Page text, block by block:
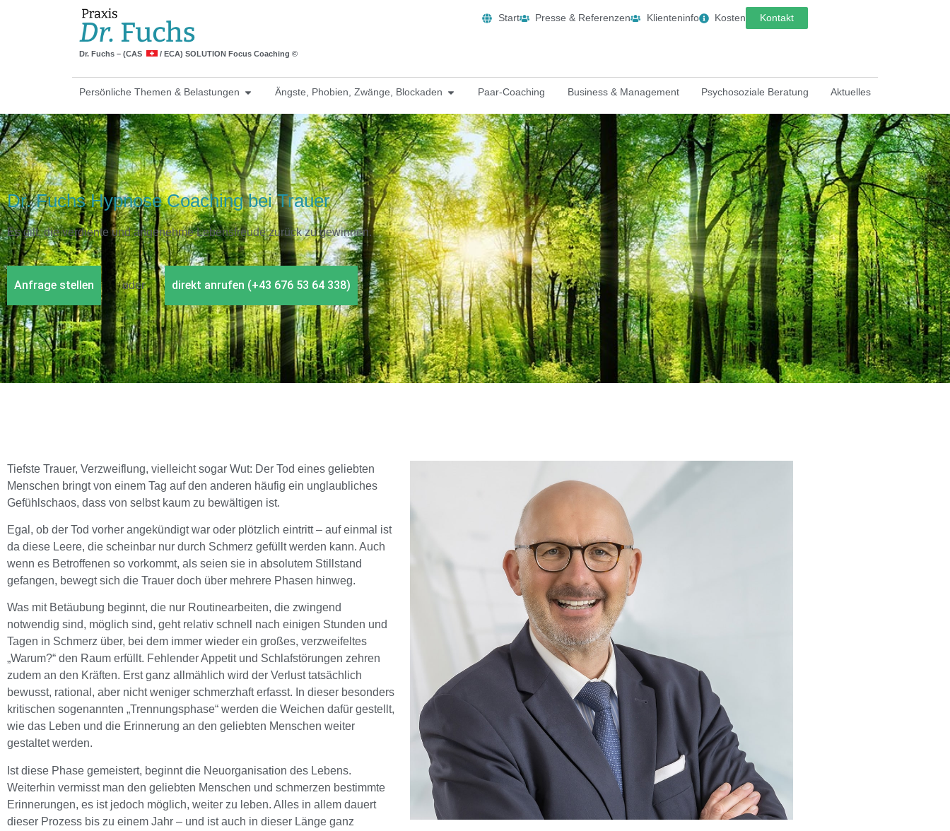
Dr. Fuchs – (CAS / ECA) SOLUTION Focus Coaching ©
Start Presse & Referenzen Klienteninfo Kosten Kontakt
Persönliche Themen & Belastungen Ängste, Phobien, Zwänge, Blockaden Paar-Coaching Business & Management Psychosoziale Beratung Aktuelles
Dr. Fuchs Hypnose Coaching bei Trauer
Es gilt, die verdiente und angenehme Lebensfreude zurück zu gewinnen.
Anfrage stellen oder direkt anrufen (+43 676 53 64 338)
Tiefste Trauer, Verzweiflung, vielleicht sogar Wut: Der Tod eines geliebten
Menschen bringt von einem Tag auf den anderen häufig ein unglaubliches
Gefühlschaos, dass von selbst kaum zu bewältigen ist.
Egal, ob der Tod vorher angekündigt war oder plötzlich eintritt – auf einmal ist
da diese Leere, die scheinbar nur durch Schmerz gefüllt werden kann. Auch
wenn es Betroffenen so vorkommt, als seien sie in absolutem Stillstand
gefangen, bewegt sich die Trauer doch über mehrere Phasen hinweg.
Was mit Betäubung beginnt, die nur Routinearbeiten, die zwingend
notwendig sind, möglich sind, geht relativ schnell nach einigen Stunden und
Tagen in Schmerz über, bei dem immer wieder ein großes, verzweifeltes
„Warum?“ den Raum erfüllt. Fehlender Appetit und Schlafstörungen zehren
zudem an den Kräften. Erst ganz allmählich wird der Verlust tatsächlich
bewusst, rational, aber nicht weniger schmerzhaft erfasst. In dieser besonders
kritischen sogenannten „Trennungsphase“ werden die Weichen dafür gestellt,
wie das Leben und die Erinnerung an den geliebten Menschen weiter
gestaltet werden.
Ist diese Phase gemeistert, beginnt die Neuorganisation des Lebens.
Weiterhin vermisst man den geliebten Menschen und schmerzen bestimmte
Erinnerungen, es ist jedoch möglich, weiter zu leben. Alles in allem dauert
dieser Prozess bis zu einem Jahr – und ist auch in dieser Länge ganz